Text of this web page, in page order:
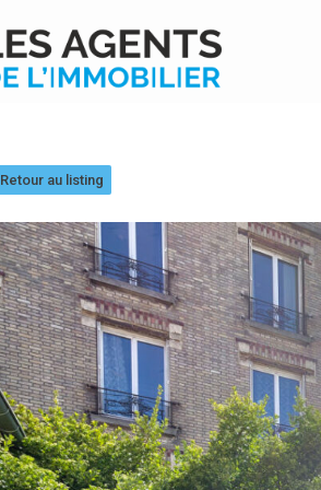
Retour au listing